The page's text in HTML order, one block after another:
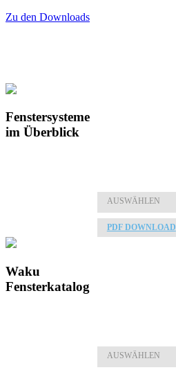
Zu den Downloads
Fenstersysteme
im Überblick
AUSWÄHLEN
PDF DOWNLOAD
Waku
Fensterkatalog
AUSWÄHLEN